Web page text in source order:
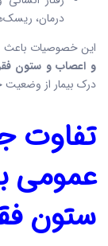
درمان،
این خصوصیات باعث
و اعصاب و ستون
درک بیمار از وضعیت
تفاوت
عمومی
ستون